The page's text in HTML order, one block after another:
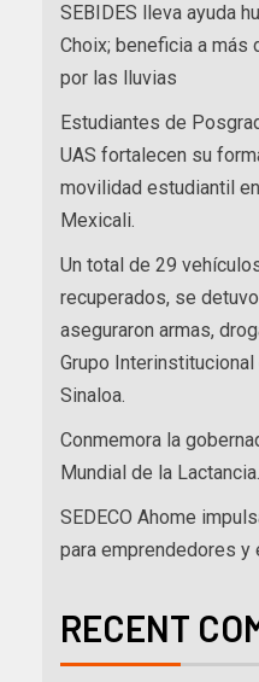
SEBIDES lleva ayuda
Choix; beneficia a
por las lluvias
Estudiantes de
UAS fortalecen su
movilidad estudiantil
Mexicali.
Un total de 29
recuperados, se
aseguraron armas,
Grupo
Sinaloa.
Conmemora la
Mundial de la Lactancia.
SEDECO Ahome
para emprendedores y
RECENT